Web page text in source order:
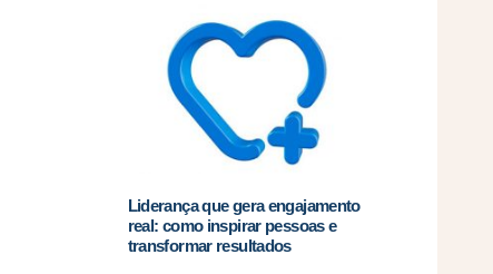
Liderança que gera engajamento
real: como inspirar pessoas e
transformar resultados